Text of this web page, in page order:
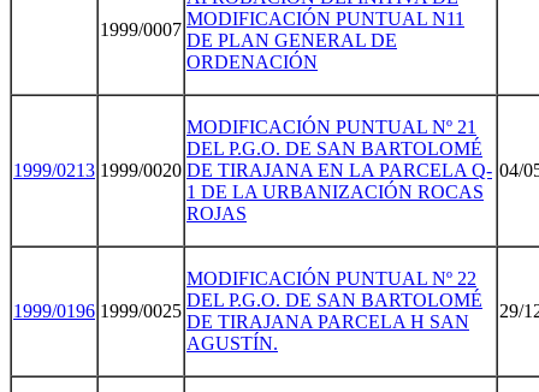
1999/0007
MODIFICACIÓN PUNTUAL N11
DE PLAN GENERAL DE
ORDENACIÓN
1999/0213 1999/0020
MODIFICACIÓN PUNTUAL Nº 21
DEL P.G.O. DE SAN BARTOLOMÉ
DE TIRAJANA EN LA PARCELA Q-
1 DE LA URBANIZACIÓN ROCAS
ROJAS
04/
1999/0196 1999/0025
MODIFICACIÓN PUNTUAL Nº 22
DEL P.G.O. DE SAN BARTOLOMÉ
DE TIRAJANA PARCELA H SAN
AGUSTÍN.
29/